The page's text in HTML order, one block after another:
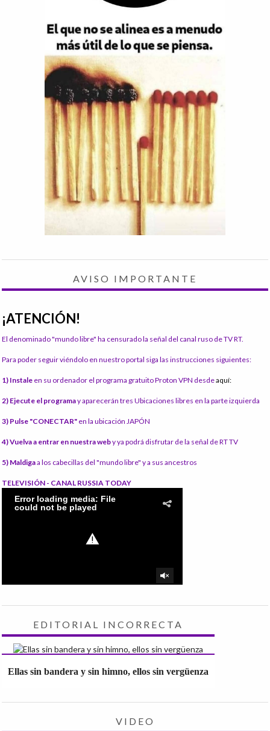
AVISO IMPORTANTE
¡ATENCIÓN!
El denominado "mundo libre" ha censurado la señal del canal ruso de TV RT.
Para poder seguir viéndolo en nuestro portal siga las instrucciones siguientes:
1) Instale en su ordenador el programa gratuito Proton VPN desdeaquí:
2) Ejecute el programay aparecerán tres Ubicaciones libres en la parte izquierda
3) Pulse "CONECTAR" en la ubicación JAPÓN
4) Vuelva a entrar en nuestra weby ya podrá disfrutar de la señal de RT TV
5) Maldigaa los cabecillas del "mundo libre" y a sus ancestros
TELEVISIÓN - CANAL RUSSIA TODAY
EDITORIAL INCORRECTA
Ellas sin bandera y sin himno, ellos sin vergüenza
VIDEO